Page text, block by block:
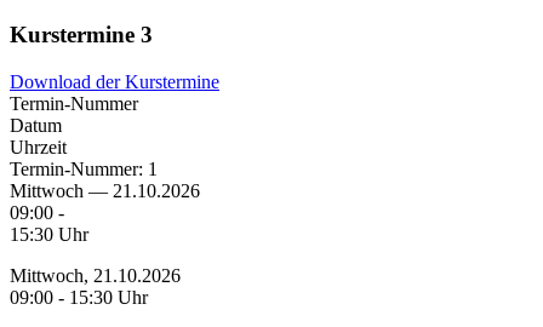
Kurstermine 3
Download der Kurstermine
Termin-Nummer
Datum
Uhrzeit
Termin-Nummer: 1
Mittwoch — 21.10.2026
09:00 -
15:30 Uhr
Mittwoch, 21.10.2026
09:00 - 15:30 Uhr